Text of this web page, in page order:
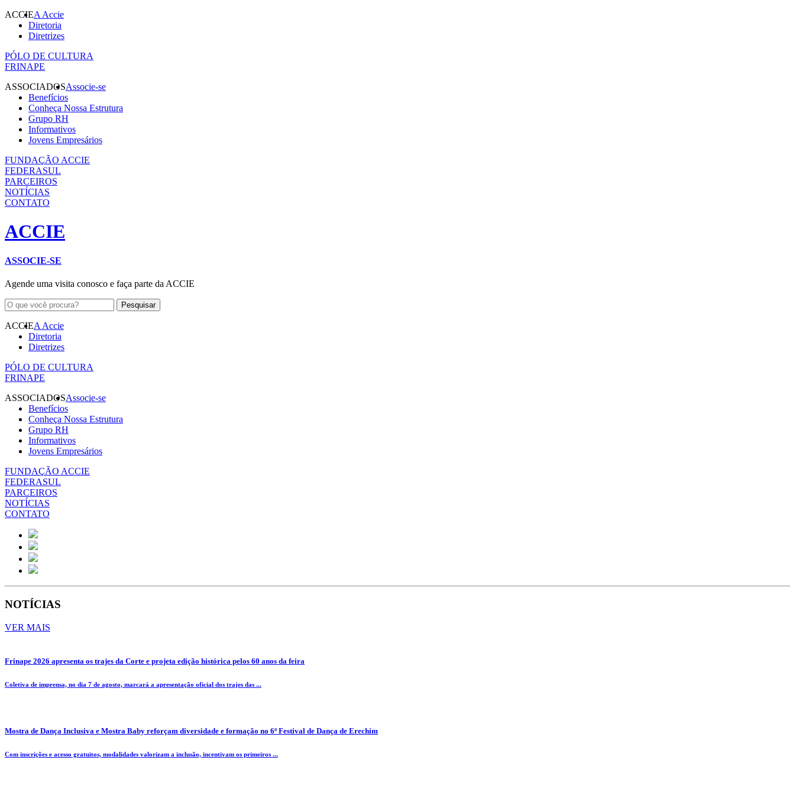
ACCIEA Accie
Diretoria
Diretrizes
PÓLO DE CULTURA
FRINAPE
ASSOCIADOSAssocie-se
Benefícios
Conheça Nossa Estrutura
Grupo RH
Informativos
Jovens Empresários
FUNDAÇÃO ACCIE
FEDERASUL
PARCEIROS
NOTÍCIAS
CONTATO
ACCIE
ASSOCIE-SE
Agende uma visita conosco e faça parte da ACCIE
ACCIEA Accie
Diretoria
Diretrizes
PÓLO DE CULTURA
FRINAPE
ASSOCIADOSAssocie-se
Benefícios
Conheça Nossa Estrutura
Grupo RH
Informativos
Jovens Empresários
FUNDAÇÃO ACCIE
FEDERASUL
PARCEIROS
NOTÍCIAS
CONTATO
NOTÍCIAS
VER MAIS
Frinape 2026 apresenta os trajes da Corte e projeta edição histórica pelos 60 anos da feira
Coletiva de imprensa, no dia 7 de agosto, marcará a apresentação oficial dos trajes das ...
Mostra de Dança Inclusiva e Mostra Baby reforçam diversidade e formação no 6º Festival de Dança de Erechim
Com inscrições e acesso gratuitos, modalidades valorizam a inclusão, incentivam os primeiros ...